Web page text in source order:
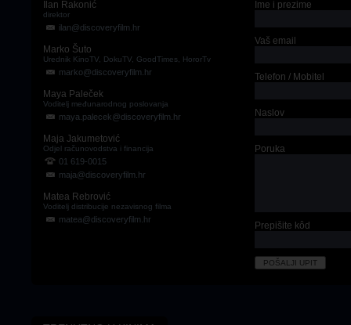
Ilan Rakonić
direktor
ilan@discoveryfilm.hr
Marko Šuto
Urednik KinoTV, DokuTV, GoodTimes, HororTv
marko@discoveryfilm.hr
Maya Paleček
Voditelj međunarodnog poslovanja
maya.palecek@discoveryfilm.hr
Maja Jakumetović
Odjel računovodstva i financija
01 619-0015
maja@discoveryfilm.hr
Matea Rebrović
Voditelj distribucije nezavisnog filma
matea@discoveryfilm.hr
Ime i prezime
Vaš email
Telefon / Mobitel
Naslov
Poruka
Prepišite kôd